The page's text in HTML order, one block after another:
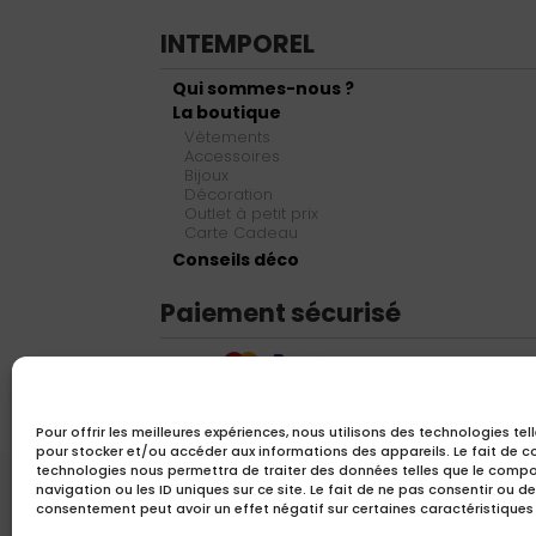
Pour offrir les meilleures expériences, nous utilisons des technologies
pour stocker et/ou accéder aux informations des appareils. Le fait de
technologies nous permettra de traiter des données telles que le
navigation ou les ID uniques sur ce site. Le fait de ne pas consentir ou
consentement peut avoir un effet négatif sur certaines
INTEMPOREL
Qui sommes-nous ?
La boutique
Vêtements
Accessoires
Bijoux
Décoration
Outlet à petit prix
Carte Cadeau
Conseils déco
Paiement sécurisé